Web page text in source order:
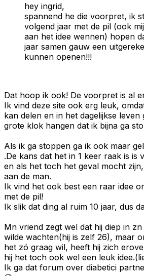
hey ingrid,
spannend he die voorpret, ik
volgend jaar met de pil (ook
aan het idee wennen) hopen
jaar samen gauw een
kunnen openen!!!
Dat hoop ik ook! De voorpret is al
Ik vind deze site ook erg leuk,
kan delen en in het dagelijkse leven
grote klok hangen dat ik bijna ga
Als ik ga stoppen ga ik ook maar
.De kans dat het in 1 keer raak is is
en als het toch het geval mocht
aan de man.
Ik vind het ook best een raar idee
met de pil!
Ik slik dat ding al ruim 10 jaar, dus
Mn vriend zegt wel dat hij diep in
wilde wachten(hij is zelf 26), maar
het zó graag wil, heeft hij zich
hij het toch ook wel een leuk
Ik ga dat forum over diabetici